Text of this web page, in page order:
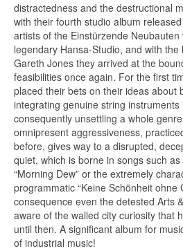
distractedness and the destructional
with their fourth studio album
artists of the Einstürzende
legendary Hansa-Studio, and with
Gareth Jones they arrived at the
feasibilities once again. For the first
placed their bets on their ideas about
integrating genuine string
consequently unsettling a whole
omnipresent aggressiveness,
before, gives way to a disrupted,
quiet, which is borne in songs such as
“Morning Dew” or the extremely
programmatic “Keine Schönheit ohne
consequence even the detested Arts
aware of the walled city curiosity that
until then. A significant album for
of industrial music!